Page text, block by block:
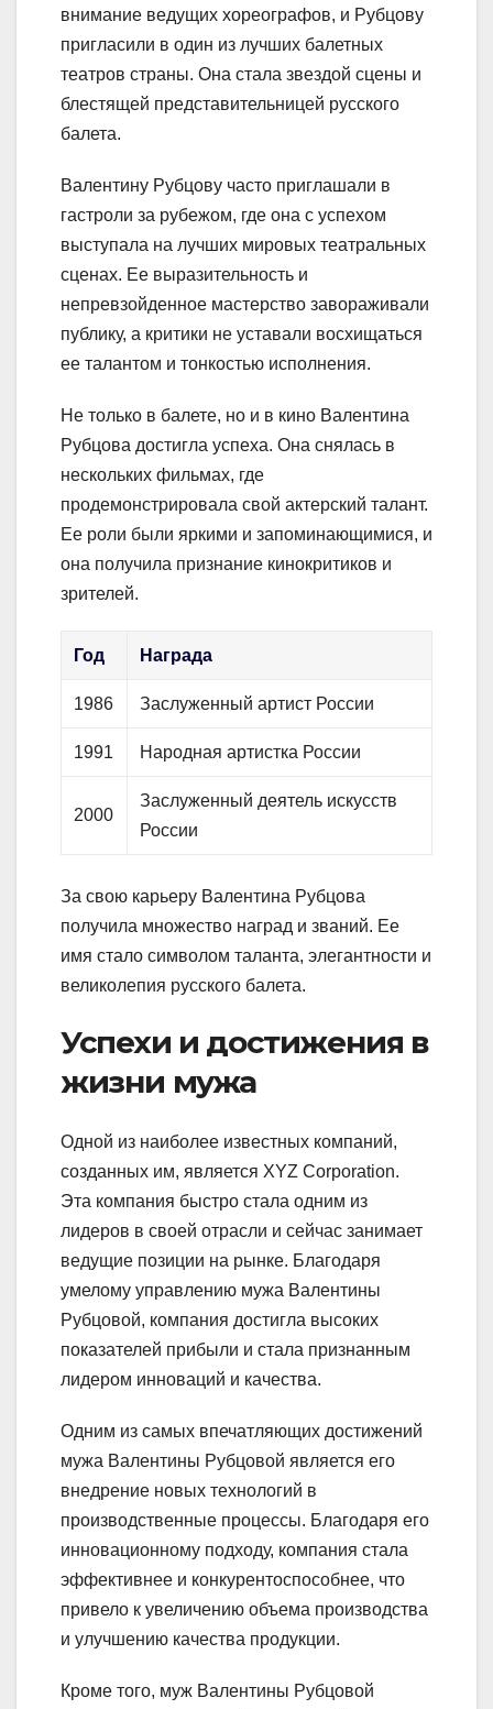
внимание ведущих хореографов, и Рубцову
пригласили в один из лучших балетных
театров страны. Она стала звездой сцены и
блестящей представительницей русского
балета.
Валентину Рубцову часто приглашали в
гастроли за рубежом, где она с успехом
выступала на лучших мировых театральных
сценах. Ее выразительность и
непревзойденное мастерство завораживали
публику, а критики не уставали восхищаться
ее талантом и тонкостью исполнения.
Не только в балете, но и в кино Валентина
Рубцова достигла успеха. Она снялась в
нескольких фильмах, где
продемонстрировала свой актерский талант.
Ее роли были яркими и запоминающимися, и
она получила признание кинокритиков и
зрителей.
Год Награда
1986 Заслуженный артист России
1991 Народная артистка России
2000
Заслуженный деятель искусств
России
За свою карьеру Валентина Рубцова
получила множество наград и званий. Ее
имя стало символом таланта, элегантности и
великолепия русского балета.
Успехи и достижения в
жизни мужа
Одной из наиболее известных компаний,
созданных им, является XYZ Corporation.
Эта компания быстро стала одним из
лидеров в своей отрасли и сейчас занимает
ведущие позиции на рынке. Благодаря
умелому управлению мужа Валентины
Рубцовой, компания достигла высоких
показателей прибыли и стала признанным
лидером инноваций и качества.
Одним из самых впечатляющих достижений
мужа Валентины Рубцовой является его
внедрение новых технологий в
производственные процессы. Благодаря его
инновационному подходу, компания стала
эффективнее и конкурентоспособнее, что
привело к увеличению объема производства
и улучшению качества продукции.
Кроме того, муж Валентины Рубцовой